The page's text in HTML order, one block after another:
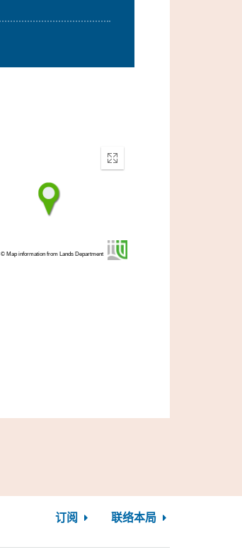
Enter
fullscreen
© Map information from Lands Department
订阅 联络本局